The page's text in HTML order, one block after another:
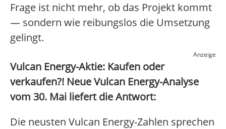
Frage ist nicht mehr, ob das Projekt kommt
— sondern wie reibungslos die Umsetzung
gelingt.
Anzeige
Vulcan Energy-Aktie: Kaufen oder
verkaufen?! Neue Vulcan Energy-Analyse
vom 30. Mai liefert die Antwort:
Die neusten Vulcan Energy-Zahlen sprechen